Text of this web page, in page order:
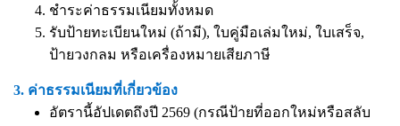
ชำระค่าธรรมเนียมทั้งหมด
รับป้ายทะเบียนใหม่ (ถ้ามี), ใบคู่มือเล่มใหม่, ใบเสร็จ,
ป้ายวงกลม หรือเครื่องหมายเสียภาษี
3. ค่าธรรมเนียมที่เกี่ยวข้อง
อัตรานี้อัปเดตถึงปี 2569 (กรณีป้ายที่ออกใหม่หรือสลับ